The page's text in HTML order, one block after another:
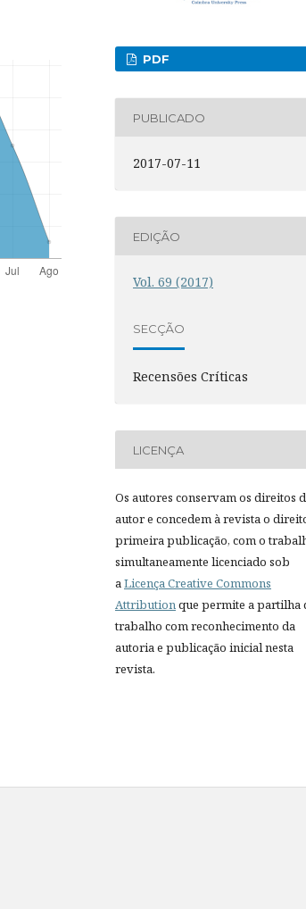
PDF
PUBLICADO
2017-07-11
EDIÇÃO
Vol. 69 (2017)
SECÇÃO
Recensões Críticas
LICENÇA
Os autores conservam os direitos
autor e concedem à revista o
primeira publicação, com o
simultaneamente licenciado sob
aLicença Creative Commons
Attributionque permite a partilha
trabalho com reconhecimento da
autoria e publicação inicial nesta
revista.